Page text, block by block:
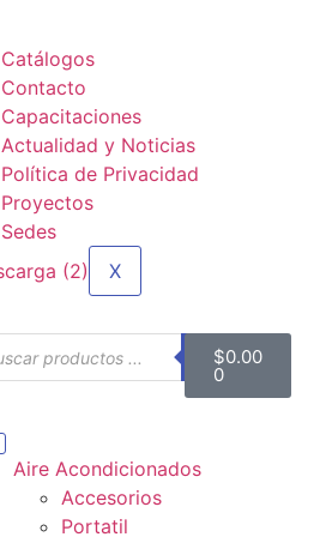
Catálogos
Contacto
Capacitaciones
Actualidad y Noticias
Política de Privacidad
Proyectos
Sedes
X
$0.00
0
Aire Acondicionados
Accesorios
Portatil